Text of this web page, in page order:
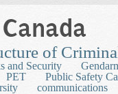
of
and Security
PET
Public Safety
communications